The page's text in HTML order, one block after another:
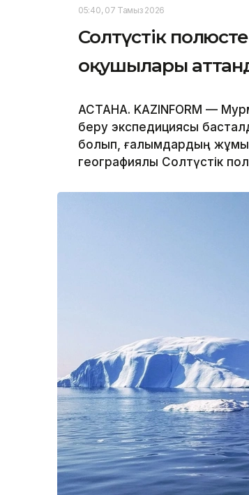
05:40, 07 Тамыз 2026
Солтүстік
оқушылары
АСТАНА. KAZINFORM —
беру экспедициясы
болып, ғалымдардың
географиялық Солтүстік